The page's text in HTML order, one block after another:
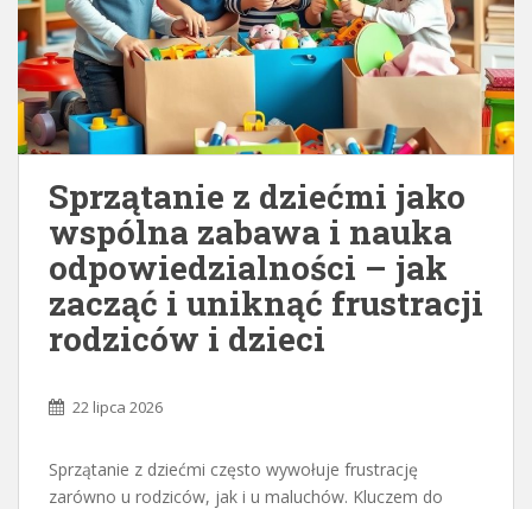
Sprzątanie z dziećmi jako
wspólna zabawa i nauka
odpowiedzialności – jak
zacząć i uniknąć frustracji
rodziców i dzieci
22 lipca 2026
Sprzątanie z dziećmi często wywołuje frustrację
zarówno u rodziców, jak i u maluchów. Kluczem do